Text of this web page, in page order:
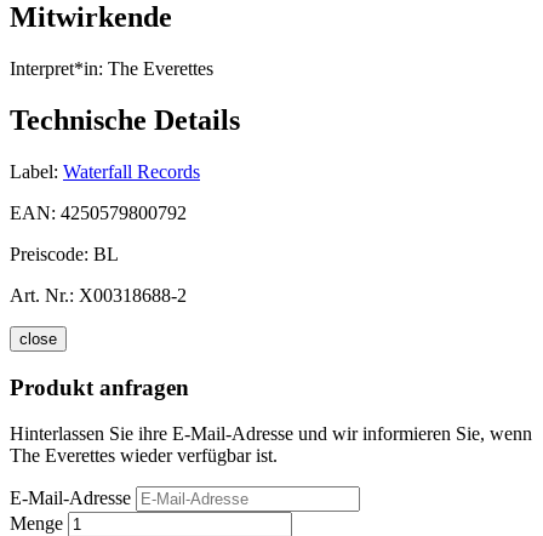
Mitwirkende
Interpret*in: The Everettes
Technische Details
Label: Waterfall Records
EAN: 4250579800792
Preiscode: BL
Art. Nr.: X00318688-2
close
Produkt anfragen
Hinterlassen Sie ihre E-Mail-Adresse und wir informieren Sie, wenn
The Everettes wieder verfügbar ist.
E-Mail-Adresse
Menge